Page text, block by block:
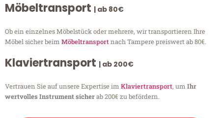
Möbeltransport | ab 80€
Ob ein einzelnes Möbelstück oder mehrere, wir transportieren Ihre
Möbel sicher beim Möbeltransportnach Tampere preiswert ab 80€.
Klaviertransport | ab 200€
Vertrauen Sie auf unsere Expertise im Klaviertransport, um Ihr
wertvolles Instrument sicherab 200€ zu befördern.